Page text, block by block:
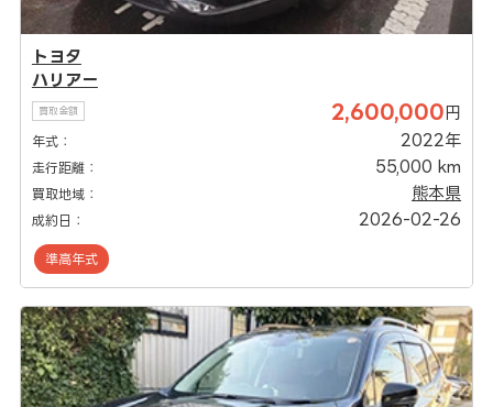
トヨタ
ハリアー
買取金額 2,600,000 円
年式： 2022年
走行距離： 55,000 km
買取地域： 熊本県
成約日： 2026-02-26
準高年式